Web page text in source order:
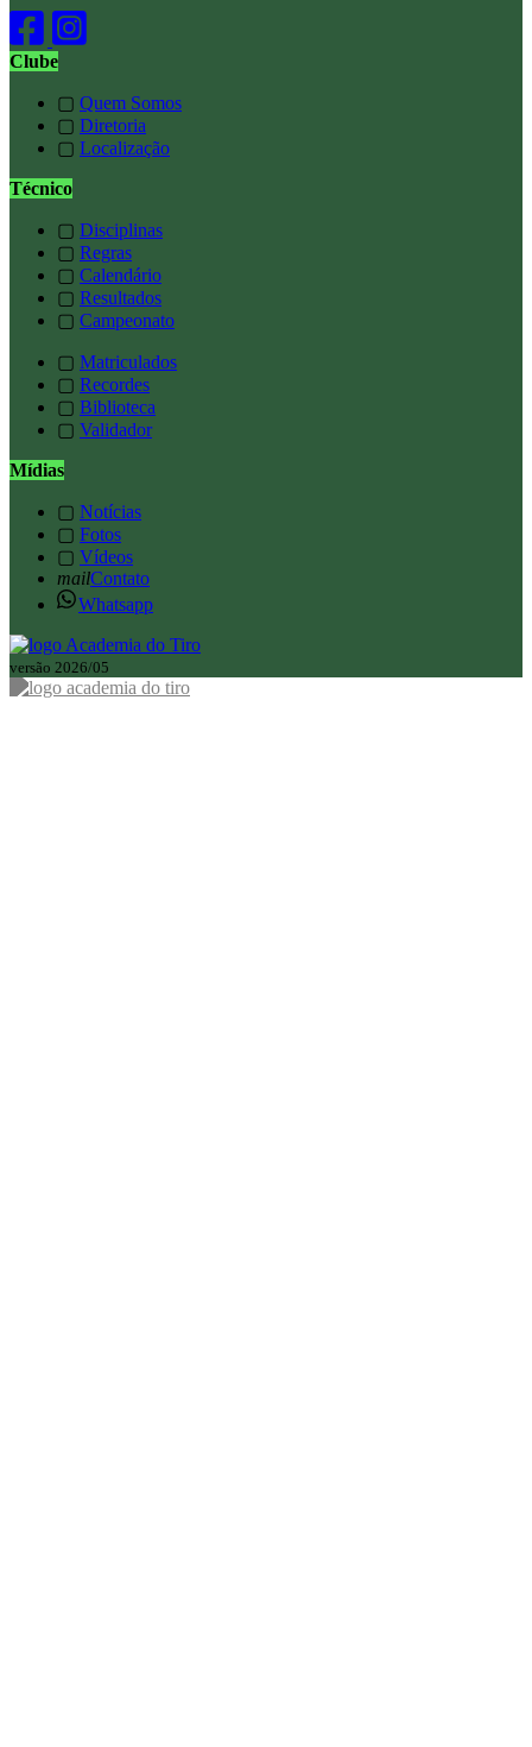
Clube
▢ Quem Somos
▢ Diretoria
▢ Localização
Técnico
▢ Disciplinas
▢ Regras
▢ Calendário
▢ Resultados
▢ Campeonato
▢ Matriculados
▢ Recordes
▢ Biblioteca
▢ Validador
Mídias
▢ Notícias
▢ Fotos
▢ Vídeos
mailContato
Whatsapp
versão 2026/05